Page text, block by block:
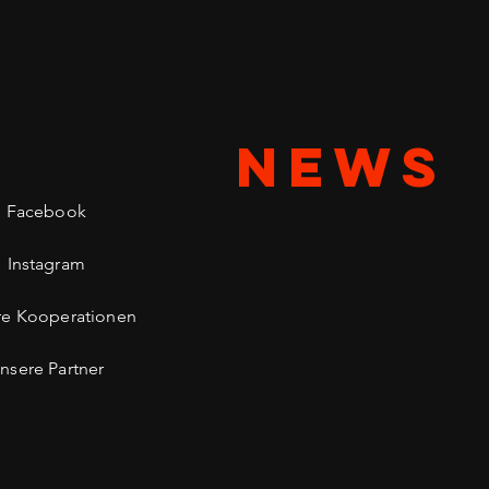
Facebook
Instagram
Kooperationen
Partner
NEWS